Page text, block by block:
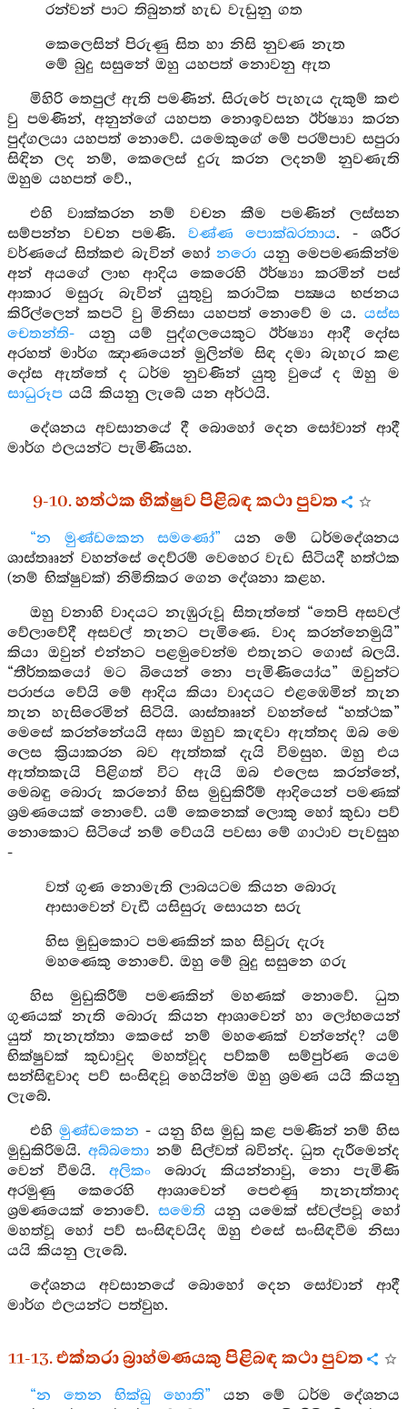
රන්වන් පාට තිබුනත් හැඩ වැඩුනු ගත
කෙලෙසින් පිරුණු සිත හා නිසි නුවණ නැත
මේ බුදු සසුනේ ඔහු යහපත් නොවනු ඇත
මිහිරි තෙපුල් ඇති පමණින්. සිරුරේ පැහැය දැකුම් කළු
වු පමණින්, අනුන්ගේ යහපත නොඉවසන ඊර්ෂ්‍යා කරන
පුද්ගලයා යහපත් නොවේ. යමෙකුගේ මේ පරම්පාව සපුරා
සිඳින ලද නම්, කෙලෙස් දුරු කරන ලදනම් නුවණැති
ඔහුම යහපත් වේ.,
එහි වාක්කරන නම් වචන කීම පමණින් ලස්සන
සම්පන්න වචන පමණි. වණ්ණ පොක්ඛරතාය. - ශරීර
වර්ණයේ සිත්කළු බැවින් හෝනරො යනු මෙපමණකින්ම
අන් අයගේ ලාභ ආදිය කෙරෙහි ඊර්ෂ්‍යා කරමින් පස්
ආකාර මසුරු බැවින් යුතුවු කරාටික පක්‍ෂය භජනය
කිරිල්ලෙන් කපටි වු මිනිසා යහපත් නොවේ ම ය. යස්ස
චෙතන්ති- යනු යම් පුද්ගලයෙකුට ඊර්ෂ්‍යා ආදී දෝස
අරහත් මාර්ග ඤාණයෙන් මුලින්ම සිඳ දමා බැහැර කළ
දෝස ඇත්තේ ද ධර්ම නුවණින් යුතු වුයේ ද ඔහු ම
සාධුරූප යයි කියනු ලැබේ යන අර්ථයි.
දේශනය අවසානයේ දී බොහෝ දෙන සෝවාන් ආදී
මාර්ග ඵලයන්ට පැමිණියහ.
9-10. හත්ථක භික්ෂුව පිළිබඳ කථා පුවත
“න මුණ්ඩකෙන සමණෝ” යන මේ ධර්මදේශනය
ශාස්තෲන් වහන්සේ දෙව්රම් වෙහෙර වැඩ සිටියදී හත්ථක
(නම් භික්ෂුවක්) නිමිතිකර ගෙන දේශනා කළහ.
ඔහු වනාහි වාදයට නැඹුරුවූ සිතැත්තේ “තෙපි අසවල්
වේලාවේදී අසවල් තැනට පැමිණෙ. වාද කරන්නෙමුයි”
කියා ඔවුන් එන්නට පළමුවෙන්ම එතැනට ගොස් බලයි.
“තීර්තකයෝ මට බියෙන් නො පැමිණියෝය” ඔවුන්ට
පරාජය වේයි මේ ආදිය කියා වාදයට එළඹෙමින් තැන
තැන හැසිරෙමින් සිටියි. ශාස්තෲන් වහන්සේ “හත්ථක”
මෙසේ කරන්නේයයි අසා ඔහුව කැඳවා ඇත්තද ඔබ මෙ
ලෙස ක්‍රියාකරන බව ඇත්තක් දැයි විමසුහ. ඔහු එය
ඇත්තකැයි පිළිගත් විට ඇයි ඔබ එලෙස කරන්නේ,
මෙබඳු බොරු කරනෝ හිස මුඩුකිරීම් ආදියෙන් පමණක්
ශ්‍රමණයෙක් නොවේ. යම් කෙනෙක් ලොකු හෝ කුඩා පව්
නොකොට සිටියේ නම් වේයයි පවසා මේ ගාථාව පැවසුහ
-
වත් ගුණ නොමැති ලාබයටම කියන බොරු
ආසාවෙන් වැඩී යසිසුරු සොයන සරු
හිස මුඩුකොට පමණකින් කහ සිවුරු දැරූ
මහණෙකු නොවේ. ඔහු මේ බුදු සසුනෙ ගරු
හිස මුඩුකිරීම් පමණකින් මහණක් නොවේ. ධුත
ගුණයක් නැති බොරු කියන ආශාවෙන් හා ලෝභයෙන්
යුත් තැනැත්තා කෙසේ නම් මහණෙක් වන්නේද? යම්
භික්ෂුවක් කුඩාවුද මහත්වූද පව්කම් සම්පුර්ණ යෙම
සන්සිඳුවාද පව් සංසිඳවූ හෙයින්ම ඔහු ශ්‍රමණ යයි කියනු
ලැබේ.
එහි මුණ්ඩකෙන - යනු හිස මුඩු කළ පමණින් නම් හිස
මුඩුකිරිමයි.අබ්බතො නම් සිල්වත් බවින්ද. ධුත දැරීමෙන්ද
වෙන් වීමයි. අලිකං බොරු කියන්නාවු, නො පැමිණි
අරමුණු කෙරෙහි ආශාවෙන් පෙළුණු තැනැත්තාද
ශ්‍රමණයෙක් නොවේ. සමෙති යනු යමෙක් ස්වල්පවූ හෝ
මහත්වූ හෝ පව් සංසිඳවයිද ඔහු එසේ සංසිඳවීම නිසා
යයි කියනු ලැබේ.
දේශනය අවසානයේ බොහෝ දෙන සෝවාන් ආදී
මාර්ග ඵලයන්ට පත්වුහ.
11-13. එක්තරා බ්‍රාහ්මණයකු පිළිබඳ කථා පුවත
“න තෙන භික්ඛු හොති” යන මේ ධර්ම දේශනය